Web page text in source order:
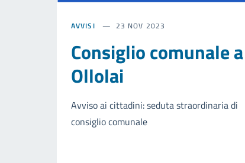
AVVISI 23 NOV 2023
Consiglio comunale a
Ollolai
Avviso ai cittadini: seduta straordinaria di
consiglio comunale